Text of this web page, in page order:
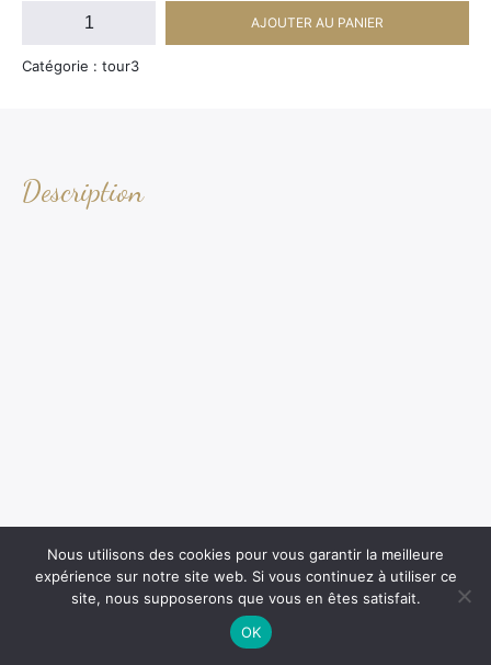
quantité
2026_FSGT_Dimanche_tour3_164
AJOUTER AU PANIER
Catégorie : tour3
Description
Nous utilisons des cookies pour vous garantir la meilleure
expérience sur notre site web. Si vous continuez à utiliser ce
site, nous supposerons que vous en êtes satisfait.
OK